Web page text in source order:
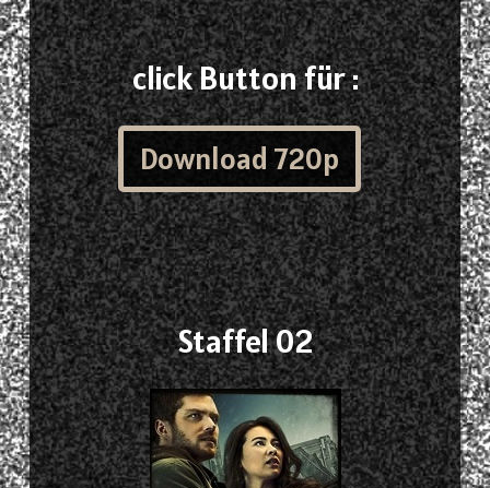
click Button für :
Download 720p
Staffel 02